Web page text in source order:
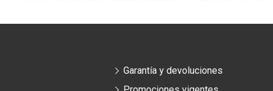
Garantía y devoluciones